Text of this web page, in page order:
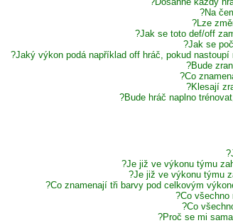
Na
Lze
Jak se toto def/off
Jak se
Jaký výkon podá například off hráč, pokud nastoupí
Bude
Co
Klesají
Bude hráč naplno
Je již ve výkonu týmu
Je již ve výkonu týmu
Co znamenají tři barvy pod celkovým
Co všechno
Co
Proč se mi